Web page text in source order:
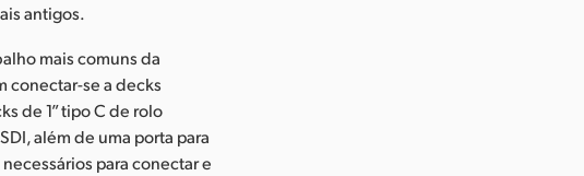
antigos.
mais comuns da
conectar-se a decks
de 1” tipo C de rolo
além de uma porta para
para conectar e